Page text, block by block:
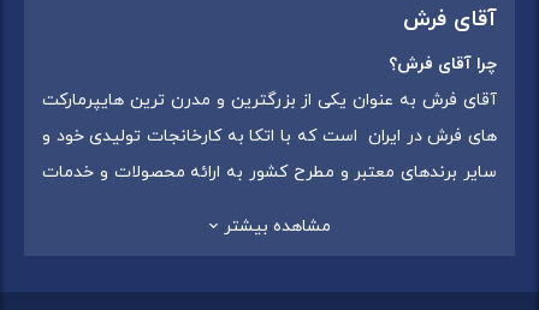
آقای فرش
چرا آقای فرش؟
آقای فرش به عنوان یکی از بزرگترین و مدرن ترین هایپرمارکت
های فرش در ایران است که با اتکا به کارخانجات تولیدی خود و
سایر برندهای معتبر و مطرح کشور به ارائه محصولات و خدمات
مشاهده بیشتر